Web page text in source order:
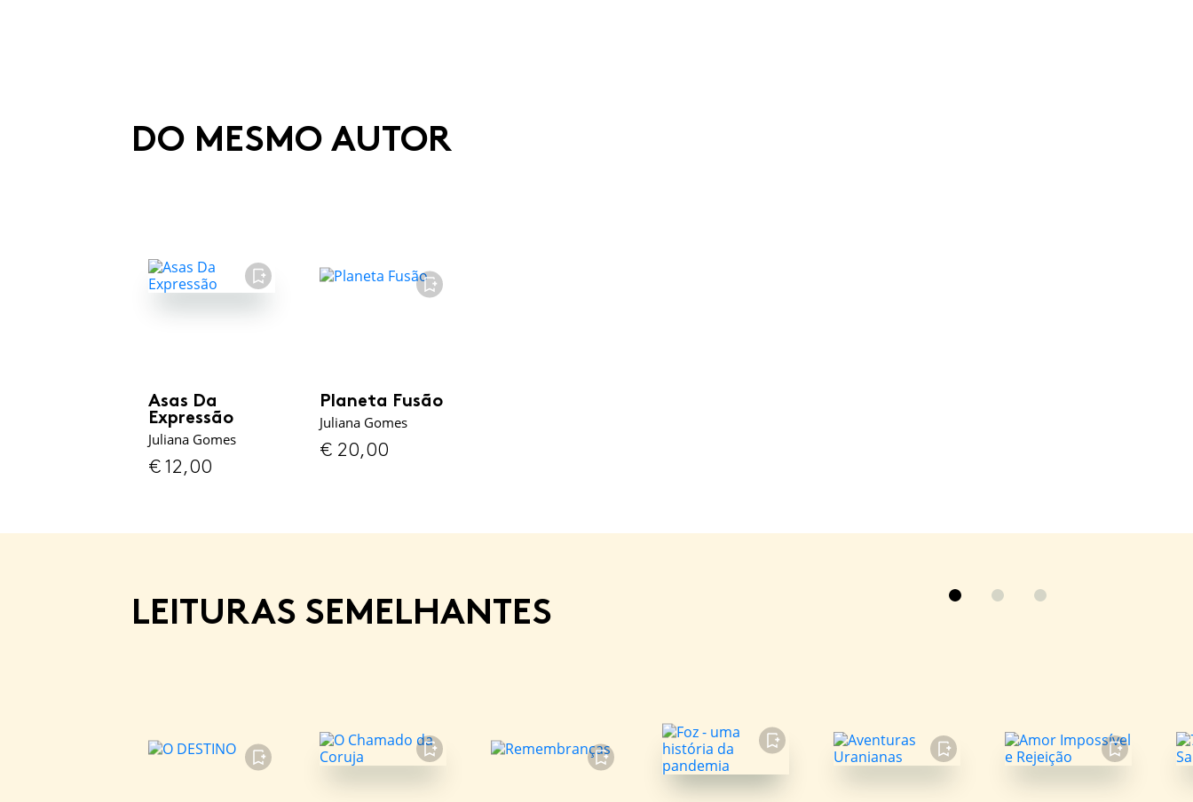
DO MESMO AUTOR
FAVORITO
Asas Da
Expressão
Juliana Gomes
€12,00
FAVORITO
Planeta Fusão
Juliana Gomes
€20,00
LEITURAS SEMELHANTES
FAVORITO FAVORITO FAVORITO FAVORITO FAVORITO FAVORITO